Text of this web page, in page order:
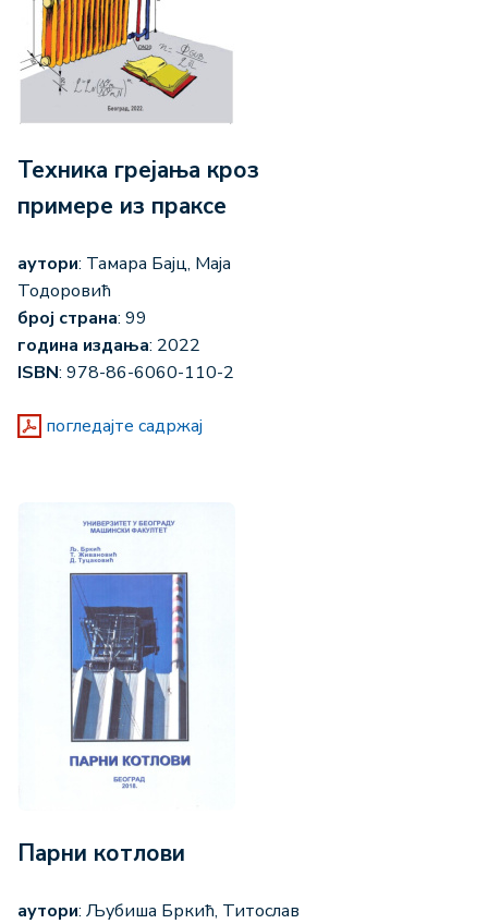
Техника грејања кроз
примере из праксе
аутори: Тамара Бајц, Маја
Тодоровић
број страна: 99
година издања: 2022
ISBN: 978-86-6060-110-2
погледајте садржај
Парни котлови
аутори: Љубиша Бркић, Титослав